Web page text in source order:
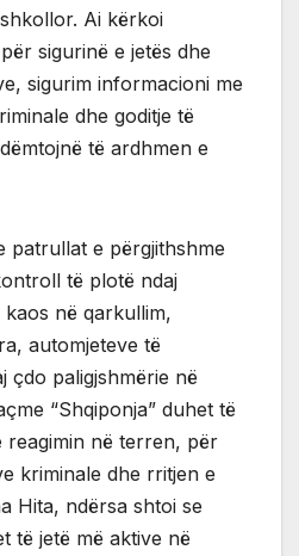
Ai kërkoi
sigurinë e jetës dhe
sigurim informacioni me
dhe goditje të
të ardhmen e
patrullat e përgjithshme
të plotë ndaj
në qarkullim,
automjeteve të
çdo paligjshmërie në
“Shqiponja” duhet të
reagimin në terren, për
kriminale dhe rritjen e
Hita, ndërsa shtoi se
të jetë më aktive në